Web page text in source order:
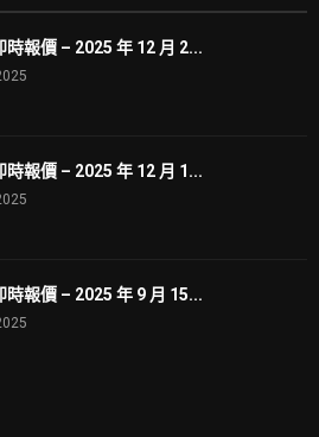
時報價 – 2025 年 12 月 2...
時報價 – 2025 年 12 月 1...
時報價 – 2025 年 9 月 15...